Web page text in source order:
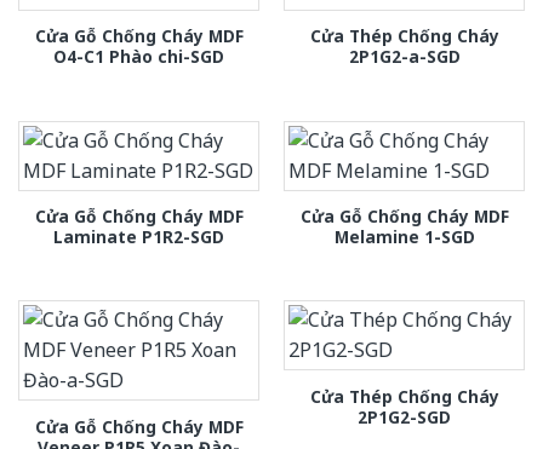
Cửa Gỗ Chống Cháy MDF
O4-C1 Phào chi-SGD
Cửa Thép Chống Cháy
2P1G2-a-SGD
Cửa Gỗ Chống Cháy MDF
Laminate P1R2-SGD
Cửa Gỗ Chống Cháy MDF
Melamine 1-SGD
Cửa Gỗ Chống Cháy MDF
Cửa Thép Chống Cháy
2P1G2-SGD